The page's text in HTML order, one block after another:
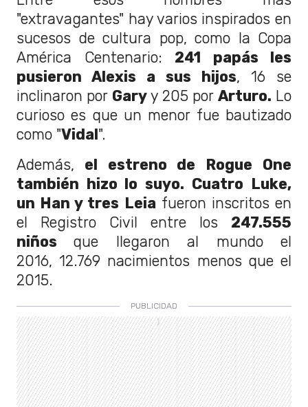
"extravagantes" hay varios inspirados en
sucesos de cultura pop, como la Copa
América Centenario: 241 papás les
pusieron Alexis a sus hijos, 16 se
inclinaron por Garyy 205 por Arturo. Lo
curioso es que un menor fue bautizado
como "Vidal".
Además, el estreno de Rogue One
también hizo lo suyo. Cuatro Luke,
un Han y tres Leia fueron inscritos en
el Registro Civil entre los 247.555
niñosque llegaron al mundo el
2016, 12.769 nacimientos menos que el
2015.